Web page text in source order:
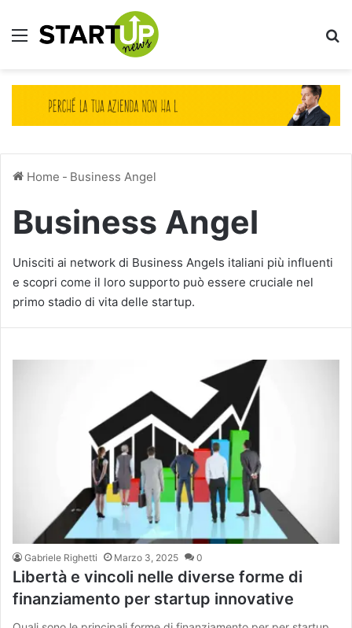
Menu
Home - Business Angel
Business Angel
Unisciti ai network di Business Angels italiani più influenti
e scopri come il loro supporto può essere cruciale nel
primo stadio di vita delle startup.
Gabriele Righetti Marzo 3, 2025 0
Libertà e vincoli nelle diverse forme di
finanziamento per startup innovative